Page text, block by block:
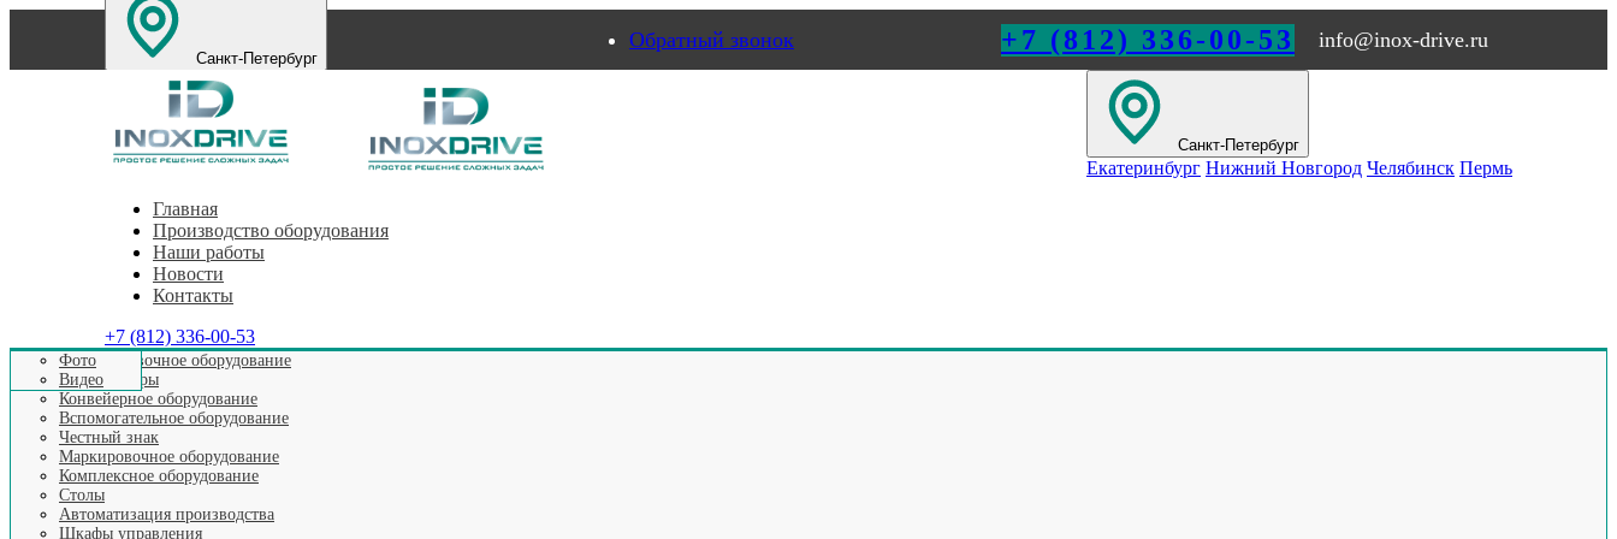
Санкт-Петербург
Екатеринбург Челябинск
Обратный звонок +7 (812) 336-00-53 info@inox-drive.ru
Санкт-Петербург
Екатеринбург Нижний Новгород Челябинск Пермь
Главная
Производство оборудования
Этикетировочное оборудование
Аппликаторы
Конвейерное оборудование
Вспомогательное оборудование
Честный знак
Маркировочное оборудование
Комплексное оборудование
Столы
Автоматизация производства
Шкафы управления
Наши работы
Фото
Видео
Новости
Контакты
+7 (812) 336-00-53